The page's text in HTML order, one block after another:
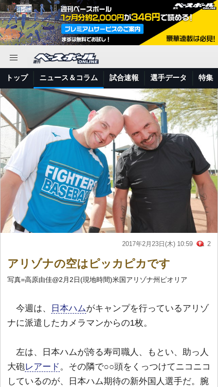
トップ ニュース＆コラム 試合速報 選手データ 特集
2017年2月23日(木) 10:59 2
アリゾナの空はピッカピカです
写真=高原由佳@2月2日(現地時間)米国アリゾナ州ピオリア
今週は、 日本ハムがキャンプを行っているアリゾ
ナに派遣したカメラマンからの1枚。
左は、日本ハムが誇る寿司職人、もとい、助っ人
大砲レアード。その隣で○○頭をくっつけてニコニコ
しているのが、日本ハム期待の新外国人選手だ。腕